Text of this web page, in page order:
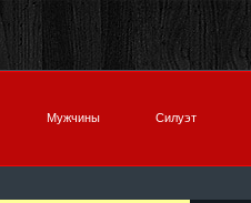
Мужчины Силуэт